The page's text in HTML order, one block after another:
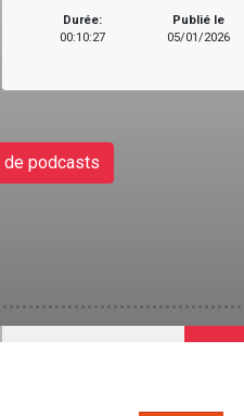
Durée:
00:10:27
Publié le
05/01/2026
de podcasts